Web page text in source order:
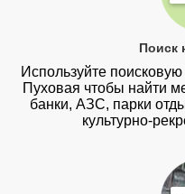
Поиск
Используйте
Пуховая чтобы найти
банки, АЗС, парки
культурно-